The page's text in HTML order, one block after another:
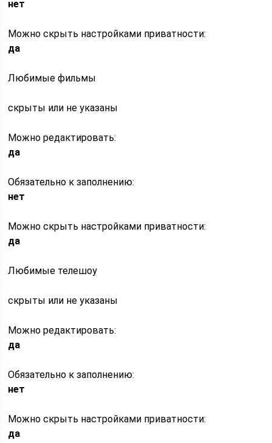
нет
Можно скрыть настройками приватности:
да
Любимые фильмы
скрыты или не указаны
Можно редактировать:
да
Обязательно к заполнению:
нет
Можно скрыть настройками приватности:
да
Любимые телешоу
скрыты или не указаны
Можно редактировать:
да
Обязательно к заполнению:
нет
Можно скрыть настройками приватности:
да